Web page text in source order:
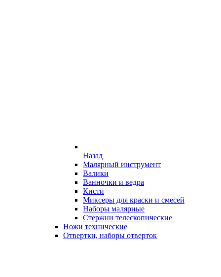
Назад
Малярный инструмент
Валики
Ванночки и ведра
Кисти
Миксеры для краски и смесей
Наборы малярные
Стержни телескопические
Ножи технические
Отвертки, наборы отверток